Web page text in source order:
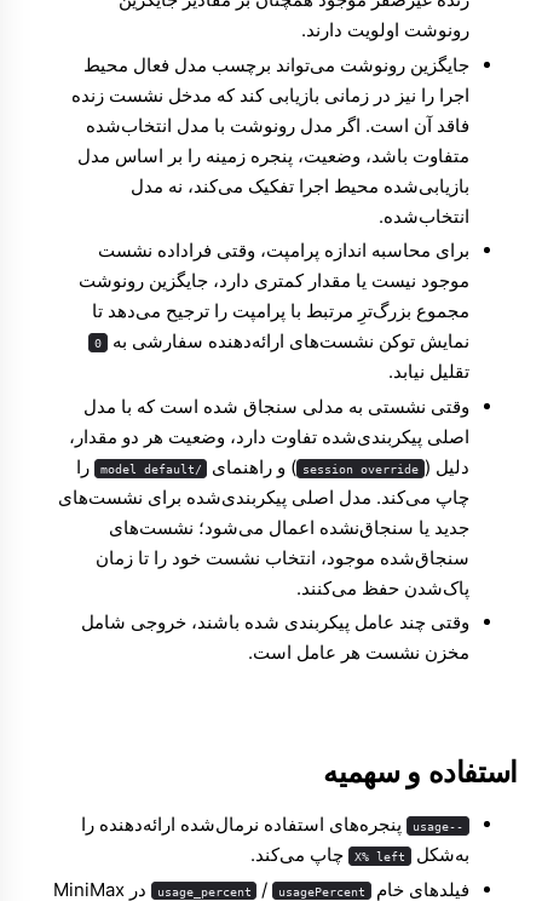
رونوشت اولویت دارند.
جایگزین رونوشت می‌تواند برچسب مدل فعال محیط
اجرا را نیز در زمانی بازیابی کند که مدخل نشست زنده
فاقد آن است. اگر مدل رونوشت با مدل انتخاب‌شده
متفاوت باشد، وضعیت، پنجره زمینه را بر اساس مدل
بازیابی‌شده محیط اجرا تفکیک می‌کند، نه مدل
انتخاب‌شده.
برای محاسبه اندازه پرامپت، وقتی فراداده نشست
موجود نیست یا مقدار کمتری دارد، جایگزین رونوشت
مجموع بزرگ‌ترِ مرتبط با پرامپت را ترجیح می‌دهد تا
نمایش توکن نشست‌های ارائه‌دهنده سفارشی به
0
تقلیل نیابد.
وقتی نشستی به مدلی سنجاق شده است که با مدل
اصلی پیکربندی‌شده تفاوت دارد، وضعیت هر دو مقدار،
دلیل ( session override ) و راهنمای /model default
را
چاپ می‌کند. مدل اصلی پیکربندی‌شده برای نشست‌های
جدید یا سنجاق‌نشده اعمال می‌شود؛ نشست‌های
سنجاق‌شده موجود، انتخاب نشست خود را تا زمان
پاک‌شدن حفظ می‌کنند.
وقتی چند عامل پیکربندی شده باشند، خروجی شامل
مخزن نشست هر عامل است.
استفاده و سهمیه
--usage
پنجره‌های استفاده نرمال‌شده ارائه‌دهنده را
به‌شکل
X% left چاپ می‌کند.
فیلدهای خام
usage_percent / usagePercent در MiniMax